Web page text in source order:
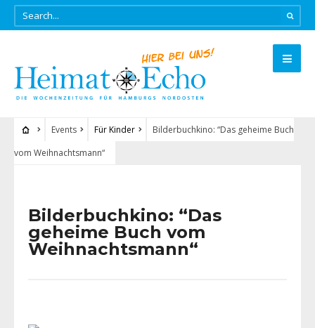
Events Für Kinder
Bilderbuchkino: “Das geheime Buch
vom Weihnachtsmann“
Bilderbuchkino: “Das
geheime Buch vom
Weihnachtsmann“